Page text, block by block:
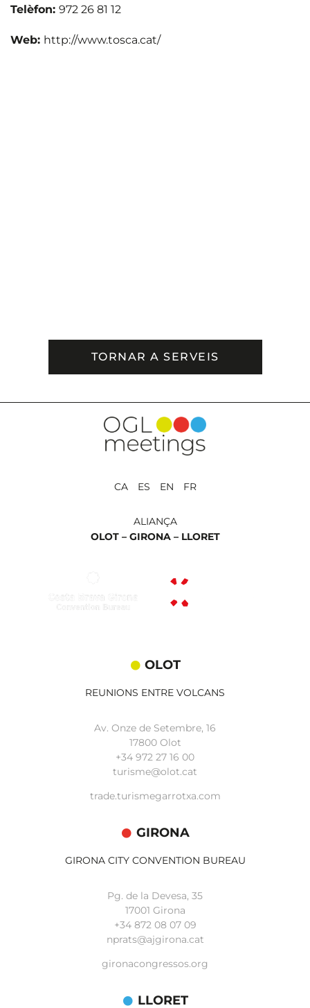
Telèfon: 972 26 81 12
Web: http://www.tosca.cat/
TORNAR A SERVEIS
CA ES EN FR
ALIANÇA
OLOT – GIRONA – LLORET
OLOT
REUNIONS ENTRE VOLCANS
Av. Onze de Setembre, 16
17800 Olot
+34 972 27 16 00
turisme@olot.cat
trade.turismegarrotxa.com
GIRONA
GIRONA CITY CONVENTION BUREAU
Pg. de la Devesa, 35
17001 Girona
+34 872 08 07 09
nprats@ajgirona.cat
gironacongressos.org
LLORET